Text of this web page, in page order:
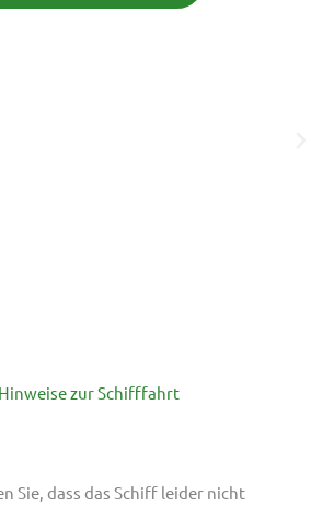
Hinweise zur Schifffahrt
Sie, dass das Schiff leider nicht